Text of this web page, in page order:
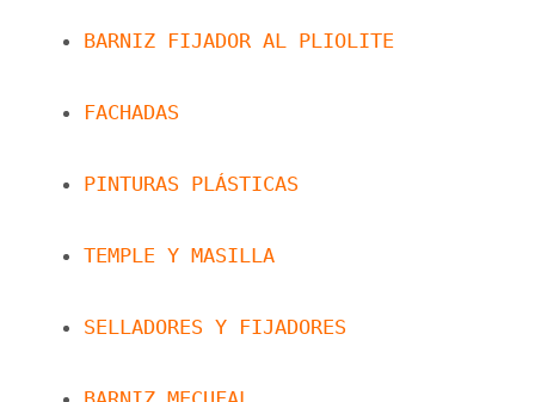
BARNIZ FIJADOR AL PLIOLITE
FACHADAS
PINTURAS PLÁSTICAS
TEMPLE Y MASILLA
SELLADORES Y FIJADORES